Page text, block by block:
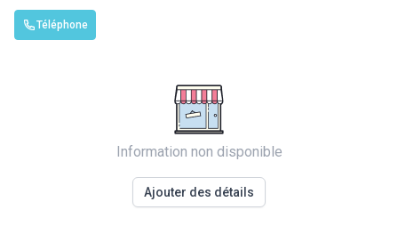
Téléphone
Information non disponible
Ajouter des détails